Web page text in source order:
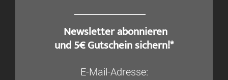
​ Newsletter abonnieren
und 5€ Gutschein sichern!*
E-Mail-Adresse: